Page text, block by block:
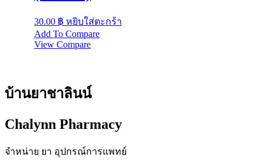
on
30.00 ฿ หยิบใส่ตะกร้า
Add To Compare
View Compare
บ้านยาชาลินน์
Chalynn Pharmacy
จำหน่าย ยา อุปกรณ์การแพทย์